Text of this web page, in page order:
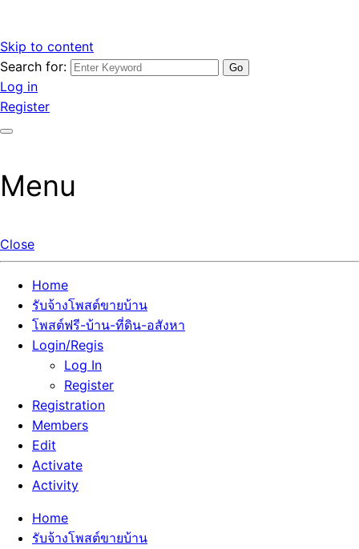
Skip to content
รับจ้างโพสต์ขายบ้านราคาถูก รับโพสต์ลงเว็บขายบ้าน ที่ดิน อสัง
หา โพสต์คุณภาพ ราคาคุ้มค่า แตกต่างกว่า
เว็บไซต์ รับจ้างโพสต์ขายบ้านราคาถูก อสังหา ทีดิน โพสต์ลงเว็บ
ขายบ้าน รับโพสต์ที่ดิน อสังหา เน้นผลงาน รับรองคุณภาพ ติดกู
เกิ้ลหน้าแรกทุกโพสต์ได้จริง ที่เดียวในไทย
Search for:
Log in
Register
Menu
Close
Home
รับจ้างโพสต์ขายบ้าน
โพสต์ฟรี-บ้าน-ที่ดิน-อสังหา
Login/Regis
Log In
Register
Registration
Members
Edit
Activate
Activity
Home
รับจ้างโพสต์ขายบ้าน